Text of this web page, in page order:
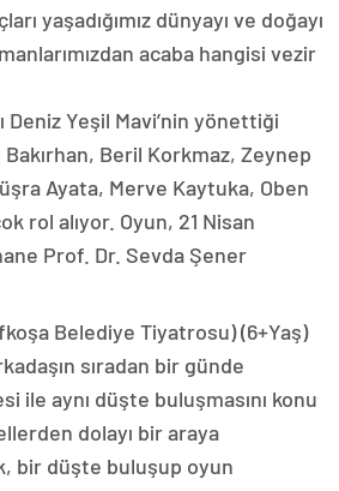
yaşadığımız dünyayı ve doğayı
acaba hangisi vezir
Deniz Yeşil Mavi’nin yönettiği
Beril Korkmaz, Zeynep
Ayata, Merve Kaytuka, Oben
rol alıyor. Oyun, 21 Nisan
Prof. Dr. Sevda Şener
Belediye Tiyatrosu) (6+Yaş)
sıradan bir günde
ile aynı düşte buluşmasını konu
dolayı bir araya
bir düşte buluşup oyun